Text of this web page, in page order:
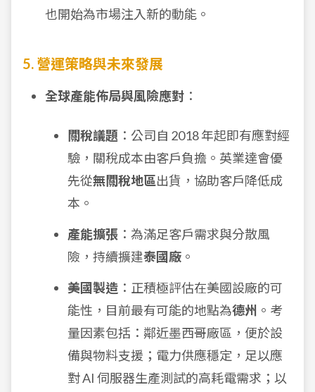
也開始為市場注入新的動能。
5. 營運策略與未來發展
全球產能佈局與風險應對 ：
關稅議題 ：公司自 2018 年起即有應對經
驗，關稅成本由客戶負擔。英業達會優
先從無關稅地區出貨，協助客戶降低成
本。
產能擴張 ：為滿足客戶需求與分散風
險，持續擴建泰國廠 。
美國製造 ：正積極評估在美國設廠的可
能性，目前最有可能的地點為德州 。考
量因素包括：鄰近墨西哥廠區，便於設
備與物料支援；電力供應穩定，足以應
對 AI 伺服器生產測試的高耗電需求；以